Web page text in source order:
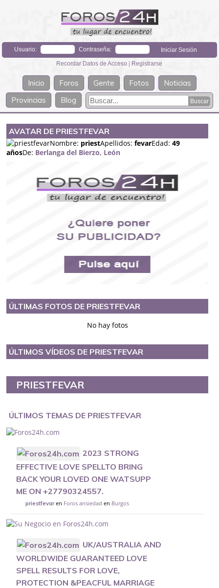
Usuario: Contraseña:
Recordar Datos de Acceso | Registrarse
Inicio Foros Gente Fotos
Noticias
Provincias
Blog
AVATAR DE PRIESTFEVAR
Nombre: priestApellidos:fevarEdad:49
añosDe: Berlanga del Bierzo, León
ÚLTIMAS FOTOS DE PRIESTFEVAR
No hay fotos
ÚLTIMOS VÍDEOS DE PRIESTFEVAR
PRIESTFEVAR
ÚLTIMOS TEMAS DE PRIESTFEVAR
2023 STRONG
EFFECTIVE LOVE SPELLTO BRING
BACK YOUR LOVED ONE WATSUPP
ME ON +27790324557.
priestfevaren Foros ansiedad en Burgos
UK/AUSTRALIA AND
WORLDWIDE GUARANTEED LOVE
SPELL RESULTS FOR LOVE,
PROTECTION &PEACFUL MARRIAGE